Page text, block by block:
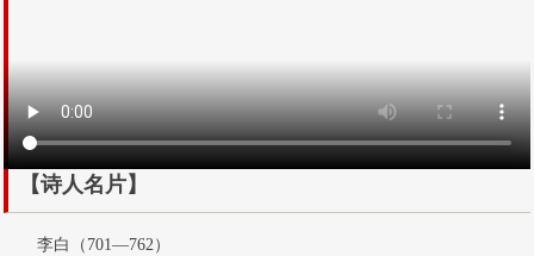
【诗人名片】
李白（701—762）